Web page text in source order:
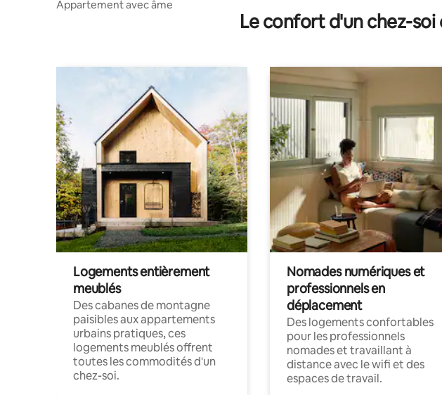
Appartement avec âme
Le confort d'un chez-
Logements entièrement
meublés
Des cabanes de montagne
paisibles aux appartements
urbains pratiques, ces
logements meublés offrent
toutes les commodités d'un
chez-soi.
Nomades numériques et
professionnels en
déplacement
Des logements confortables
pour les professionnels
nomades et travaillant à
distance avec le wifi et des
espaces de travail.